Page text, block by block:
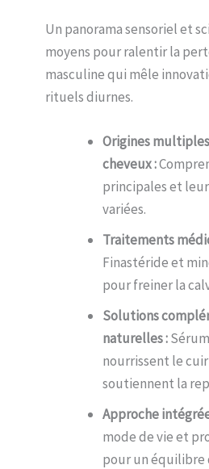
Un panorama sensoriel et
moyens pour ralentir la
masculine qui mêle
rituels diurnes.
Origines
cheveux :
principales et
variées.
Traitements
Finastéride et
pour freiner la
Solutions
naturelles :
nourrissent le
soutiennent la
Approche
mode de vie et
pour un équilibre